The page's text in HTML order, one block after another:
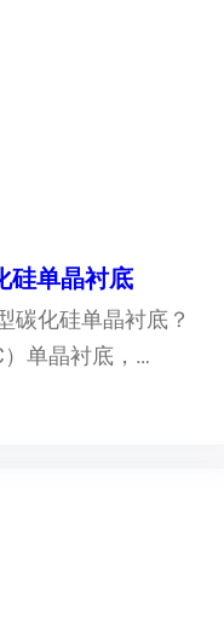
硅单晶衬底
碳化硅单晶衬底？
单晶衬底，…